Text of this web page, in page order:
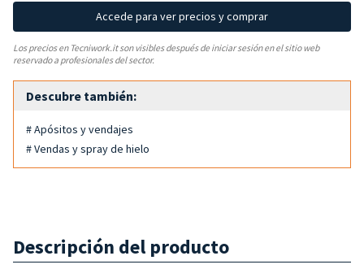
Accede para ver precios y comprar
Los precios en Tecniwork.it son visibles después de iniciar sesión en el sitio web
reservado a profesionales del sector.
Descubre también:
# Apósitos y vendajes
# Vendas y spray de hielo
Descripción del producto